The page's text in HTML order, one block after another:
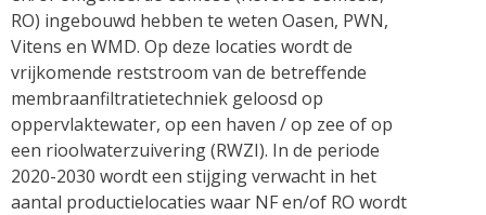
RO) ingebouwd hebben te weten Oasen, PWN,
Vitens en WMD. Op deze locaties wordt de
vrijkomende reststroom van de betreffende
membraanfiltratietechniek geloosd op
oppervlaktewater, op een haven / op zee of op
een rioolwaterzuivering (RWZI). In de periode
2020-2030 wordt een stijging verwacht in het
aantal productielocaties waar NF en/of RO wordt